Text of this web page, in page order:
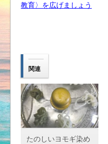
教育〉を広げましょう
関連
たのしいヨモギ染め